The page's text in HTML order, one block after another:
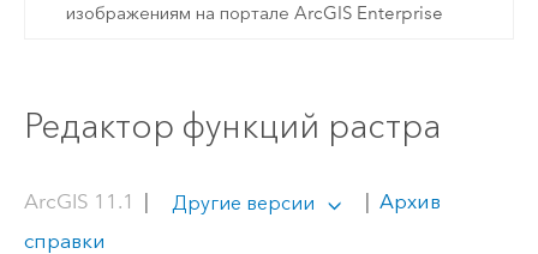
изображениям на портале ArcGIS Enterprise
Редактор функций растра
ArcGIS 11.1 Другие версии
Архив
справки